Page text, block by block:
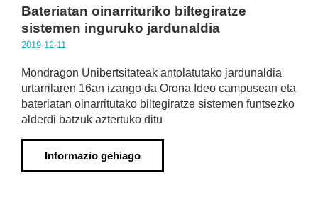
Bateriatan oinarrituriko biltegiratze
sistemen inguruko jardunaldia
2019·12·11
Mondragon Unibertsitateak antolatutako jardunaldia
urtarrilaren 16an izango da Orona Ideo campusean eta
bateriatan oinarritutako biltegiratze sistemen funtsezko
alderdi batzuk aztertuko ditu
Informazio gehiago